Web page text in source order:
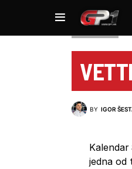
BY IGOR
Kalendar
jedna od